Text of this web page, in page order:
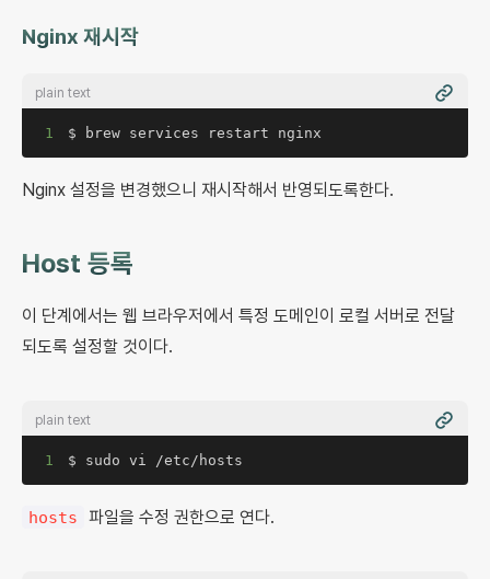
Nginx 재시작
plain text
1 $ brew services restart nginx
Nginx 설정을 변경했으니 재시작해서 반영되도록한다.
Host 등록
이 단계에서는 웹 브라우저에서 특정 도메인이 로컬 서버로 전달
되도록 설정할 것이다.
plain text
1 $ sudo vi /etc/hosts
hosts 파일을 수정 권한으로 연다.